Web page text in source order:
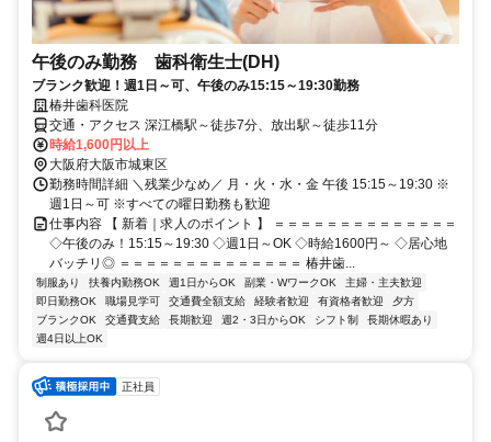
午後のみ勤務 歯科衛生士(DH)
ブランク歓迎！週1日～可、午後のみ15:15～19:30勤務
椿井歯科医院
交通・アクセス 深江橋駅～徒歩7分、放出駅～徒歩11分
時給1,600円以上
大阪府大阪市城東区
勤務時間詳細 ＼残業少なめ／ 月・火・水・金 午後 15:15～19:30 ※
週1日～可 ※すべての曜日勤務も歓迎
仕事内容 【 新着｜求人のポイント 】 ＝＝＝＝＝＝＝＝＝＝＝＝＝＝
◇午後のみ！15:15～19:30 ◇週1日～OK ◇時給1600円～ ◇居心地
バッチリ◎ ＝＝＝＝＝＝＝＝＝＝＝＝＝＝ 椿井歯...
制服あり 扶養内勤務OK 週1日からOK 副業・WワークOK
主婦・主夫歓迎
即日勤務OK
職場見学可 交通費全額支給 経験者歓迎 有資格者歓迎
夕方
ブランクOK
交通費支給 長期歓迎 週2・3日からOK シフト制
長期休暇あり
週4日以上OK
正社員